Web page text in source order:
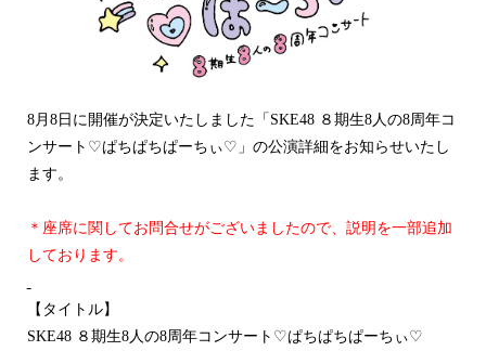
8月 8日に開催が決定いたしました「 SKE48 ８期生8人の8周年コ
ンサート ♡ぱちぱちぱーちぃ♡ 」の公演詳細をお知らせいたし
ます。
＊座席に関してお問合せがございましたので、説明を一部追加
しております。
【タイトル】
SKE48 ８期生8人の8周年コンサート ♡ぱちぱちぱーちぃ♡